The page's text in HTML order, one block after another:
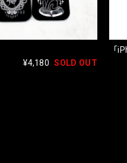
¥4,180 SOLD OUT
「